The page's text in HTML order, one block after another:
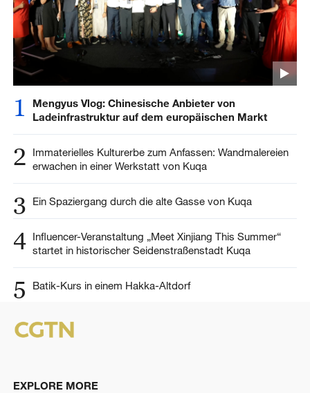
1
Mengyus Vlog: Chinesische Anbieter von
Ladeinfrastruktur auf dem europäischen Markt
2
Immaterielles Kulturerbe zum Anfassen: Wandmalereien
erwachen in einer Werkstatt von Kuqa
3 Ein Spaziergang durch die alte Gasse von Kuqa
4 Influencer-Veranstaltung „Meet Xinjiang This Summer“
startet in historischer Seidenstraßenstadt Kuqa
5 Batik-Kurs in einem Hakka-Altdorf
EXPLORE MORE